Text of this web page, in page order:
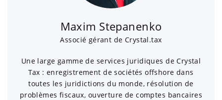
Maxim Stepanenko
Associé gérant de Crystal.tax
Une large gamme de services juridiques de Crystal
Tax : enregistrement de sociétés offshore dans
toutes les juridictions du monde, résolution de
problèmes fiscaux, ouverture de comptes bancaires